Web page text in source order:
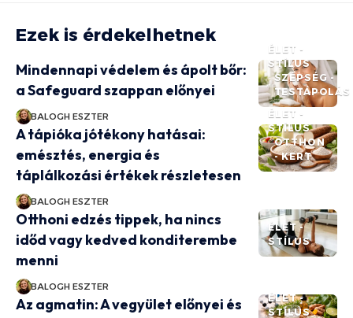
Ezek is érdekelhetnek
ÉLET -
STÍLUS
SZÉPSÉG -
TESTÁPOLÁS
Mindennapi védelem és ápolt bőr:
a Safeguard szappan előnyei
BALOGH ESZTER
ÉLET -
STÍLUS
OTTHON
- KERT
A tápióka jótékony hatásai:
emésztés, energia és
táplálkozási értékek részletesen
BALOGH ESZTER
ÉLET -
STÍLUS
Otthoni edzés tippek, ha nincs
időd vagy kedved konditerembe
menni
BALOGH ESZTER
ÉLET -
STÍLUS
Az agmatin: A vegyület előnyei és